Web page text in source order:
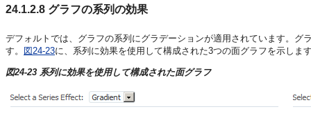
24.1.2.8 グラフの系列の効果
デフォルトでは、グラフの系列にグラデーションが適用されています。
す。
図24-23に、系列に効果を使用して構成された3つの面グラフを示しま
図24-23 系列に効果を使用して構成された面グラフ